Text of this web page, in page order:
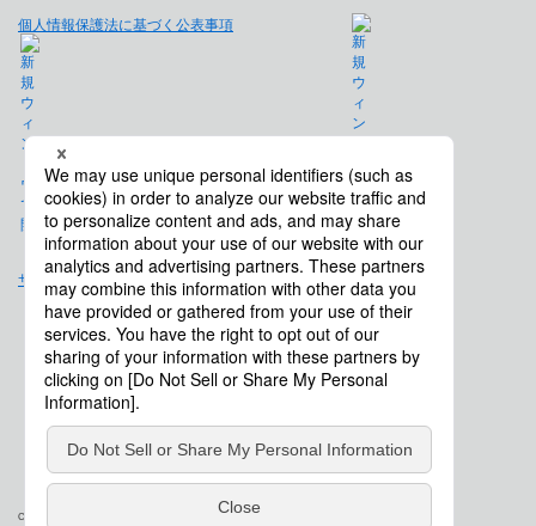
個人情報保護法に基づく公表事項
免責事項
サイトマップ
会社概要
Copyright © Saison Technology Co., Ltd. All Rights Reserved.